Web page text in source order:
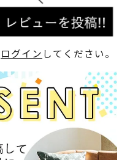
ログイン してください。